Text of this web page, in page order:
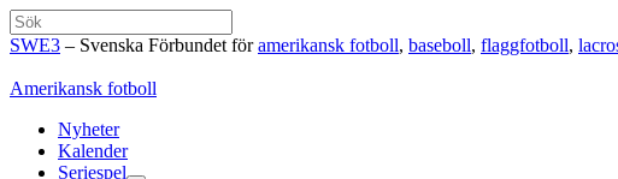
Hoppa
till
Sök
SWE3 – Svenska Förbundet föramerikansk fotboll, baseboll, flaggfotboll,
Amerikansk fotboll
Nyheter
Kalender
Seriespel